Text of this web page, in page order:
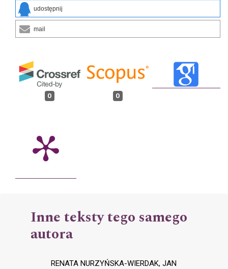
udostępnij
mail
0 0
Inne teksty tego samego
autora
RENATA NURZYŃSKA-WIERDAK, JAN